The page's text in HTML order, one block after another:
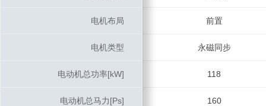
电机布局 前置
电机类型 永磁同步
电动机总功率[kW] 118
电动机总马力[Ps] 160
电机布局
电机类型
电动机总功率[kW]
电动机总马力[Ps]